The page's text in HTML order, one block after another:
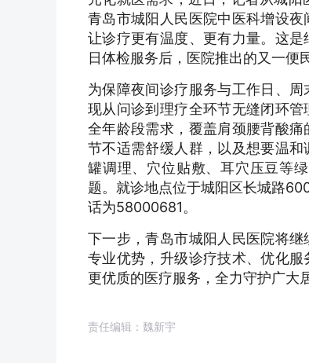
青岛市城阳人民医院中医科增设
让诊疗更有温度、更有力量。这
日体检服务后，医院推出的又一便
为保障夜间诊疗服务与工作日、
现从问诊到理疗全环节无缝闭环
全年龄段需求，覆盖肩颈腰背酸
节不适需舒缓人群，以及想要温
罐调理、穴位贴敷、耳穴压豆等
题。就诊地点位于城阳区长城路
话为58000681。
下一步，青岛市城阳人民医院将
专业优势，升级诊疗技术、优化服
更优质的医疗服务，全力守护广大
责任编辑：魏新宇